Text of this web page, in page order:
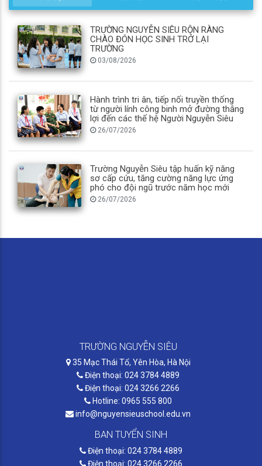
TRƯỜNG NGUYỄN SIÊU RỘN RÀNG
CHÀO ĐÓN HỌC SINH TRỞ LẠI
TRƯỜNG
03/08/2026
Hành trình tri ân, tiếp nối truyền thống
từ người lính công binh mở đường thắng
lợi đến các thế hệ Người Nguyễn Siêu
26/07/2026
Trường Nguyễn Siêu tập huấn kỹ năng
sơ cấp cứu, tăng cường năng lực ứng
phó cho đội ngũ trước năm học mới
26/07/2026
TRƯỜNG NGUYỄN SIÊU
35 Mạc Thái Tổ, Yên Hòa, Hà Nội
Điện thoại: 024 3784 4889
Điện thoại: 024 3266 2266
Hotline: 0965 555 800
info@nguyensieuschool.edu.vn
BAN TUYỂN SINH
Điện thoại: 024 3784 4889
Điện thoại: 024 3266 2266